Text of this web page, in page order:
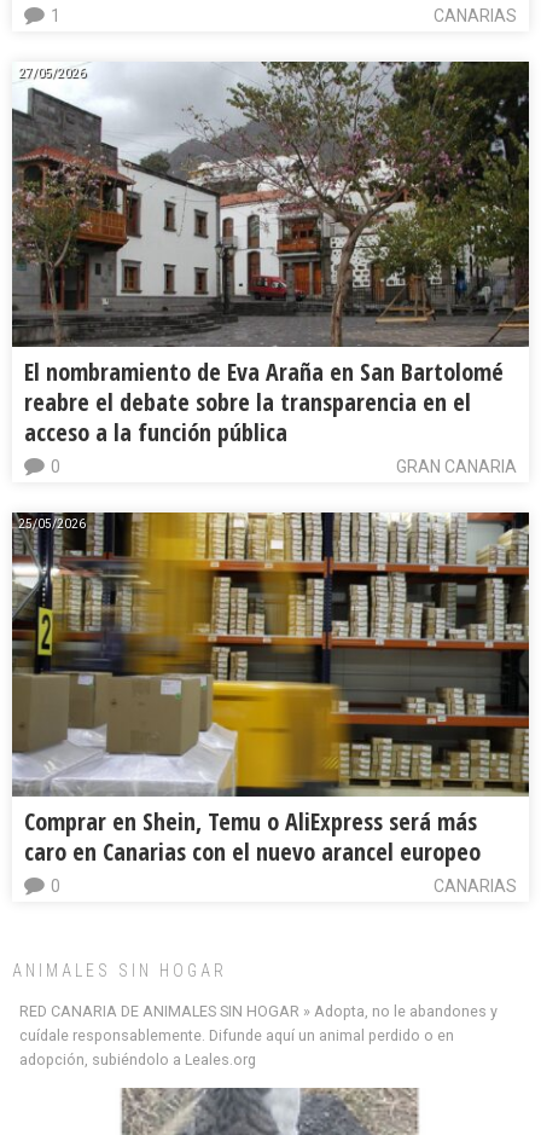
CANARIAS
1
27/05/2026
El nombramiento de Eva Araña en San Bartolomé
reabre el debate sobre la transparencia en el
acceso a la función pública
GRAN CANARIA
0
25/05/2026
Comprar en Shein, Temu o AliExpress será más
caro en Canarias con el nuevo arancel europeo
CANARIAS
0
ANIMALES SIN HOGAR
RED CANARIA DE ANIMALES SIN HOGAR » Adopta, no le abandones y
cuídale responsablemente. Difunde aquí un animal perdido o en
adopción, subiéndolo a Leales.org